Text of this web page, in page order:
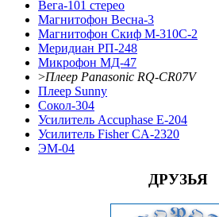
Вега-101 стерео
Магнитофон Весна-3
Магнитофон Скиф М-310С-2
Меридиан РП-248
Микрофон МД-47
>Плеер Panasonic RQ-CR07V
Плеер Sunny
Сокол-304
Усилитель Accuphase E-204
Усилитель Fisher CA-2320
ЭМ-04
ДРУЗЬЯ